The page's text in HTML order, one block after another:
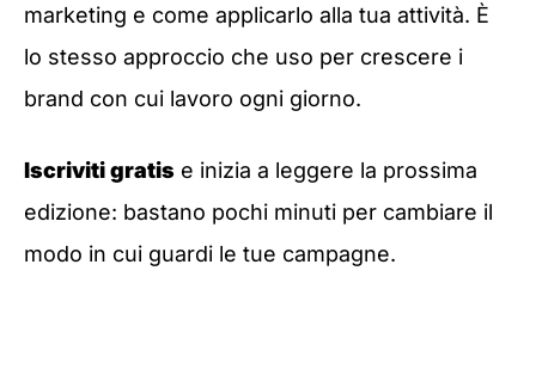
marketing e come applicarlo alla tua attività. È
lo stesso approccio che uso per crescere i
brand con cui lavoro ogni giorno.
Iscriviti gratis e inizia a leggere la prossima
edizione: bastano pochi minuti per cambiare il
modo in cui guardi le tue campagne.